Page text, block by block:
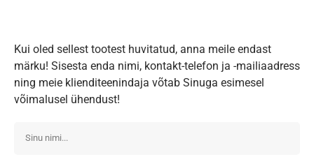
Kui oled sellest tootest huvitatud, anna meile endast
märku! Sisesta enda nimi, kontakt-telefon ja -mailiaadress
ning meie klienditeenindaja võtab Sinuga esimesel
võimalusel ühendust!